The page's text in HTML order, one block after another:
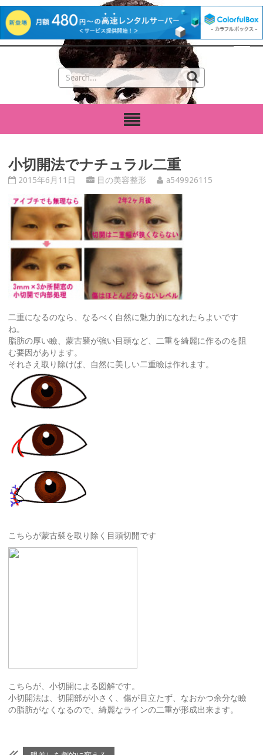
小切開法でナチュラル二重
2015年6月11日 目の美容整形 a549926115
二重になるのなら、なるべく自然に魅力的になれたらよいです
ね。
脂肪の厚い瞼、蒙古襞が強い目頭など、二重を綺麗に作るのを阻
む要因があります。
それさえ取り除けば、自然に美しい二重瞼は作れます。
こちらが蒙古襞を取り除く目頭切開です
こちらが、小切開による図解です。
小切開法は、切開部が小さく、傷が目立たず、なおかつ余分な瞼
の脂肪がなくなるので、綺麗なラインの二重が形成出来ます。